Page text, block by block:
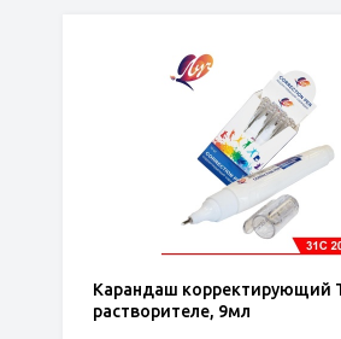
Карандаш корректирующий
растворителе, 9мл